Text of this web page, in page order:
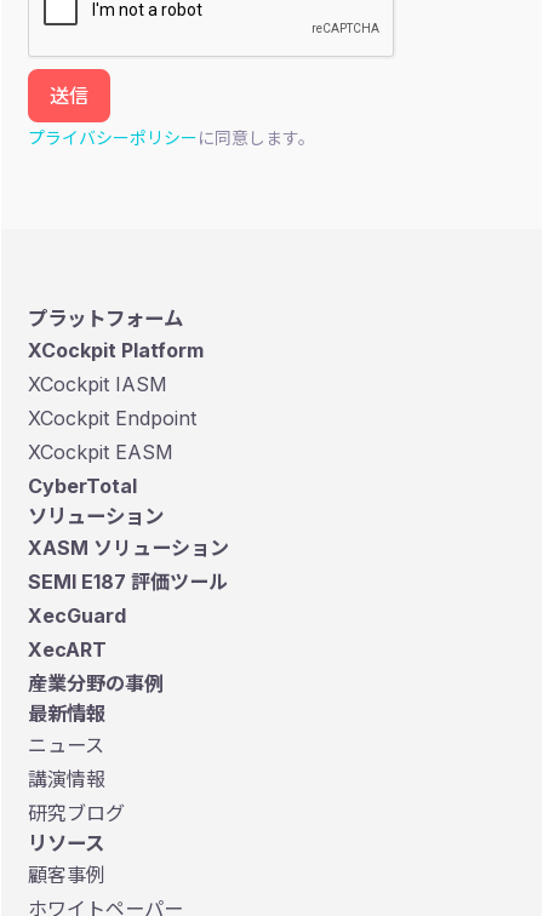
プライバシーポリシーに同意します。
プラットフォーム
XCockpit Platform
XCockpit IASM
XCockpit Endpoint
XCockpit EASM
CyberTotal
ソリューション
XASM ソリューション
SEMI E187 評価ツール
XecGuard
XecART
産業分野の事例
最新情報
ニュース
講演情報
研究ブログ
リソース
顧客事例
ホワイトペーパー